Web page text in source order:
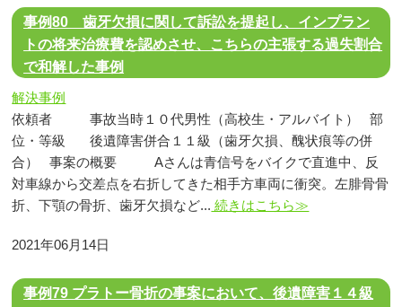
事例80 歯牙欠損に関して訴訟を提起し、インプラン
トの将来治療費を認めさせ、こちらの主張する過失割合
で和解した事例
解決事例
依頼者 事故当時１０代男性（高校生・アルバイト） 部
位・等級 後遺障害併合１１級（歯牙欠損、醜状痕等の併
合） 事案の概要 Aさんは青信号をバイクで直進中、反
対車線から交差点を右折してきた相手方車両に衝突。左腓骨骨
折、下顎の骨折、歯牙欠損など... 続きはこちら≫
2021年06月14日
事例79 プラトー骨折の事案において、後遺障害１４級